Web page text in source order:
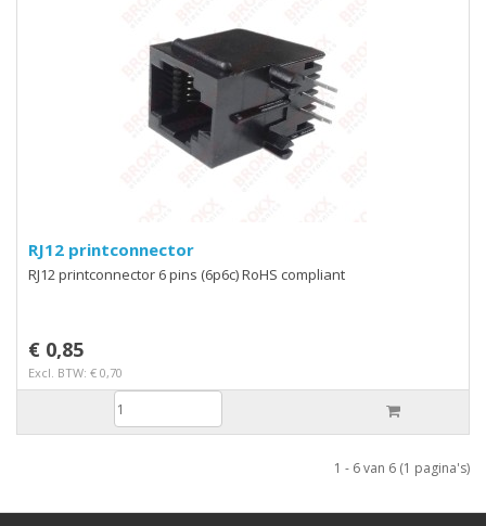
RJ12 printconnector
RJ12 printconnector 6 pins (6p6c) RoHS compliant
€ 0,85
Excl. BTW: € 0,70
1 - 6 van 6 (1 pagina's)